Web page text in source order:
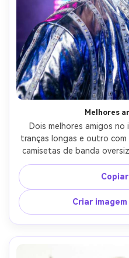
Melhores
Dois melhores amigos no
tranças longas e outro
camisetas de banda
camadas, posando de
lotado, reflexos de
Fujifilm X-T5, 56mm f/1.2,
corpo, risos sinceros,
sombras elevadas, foco
Criar